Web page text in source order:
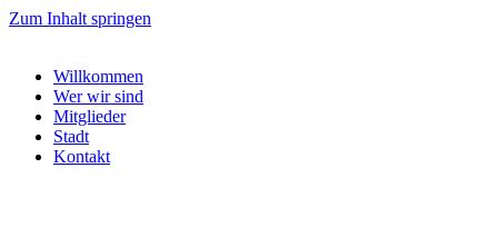
Zum Inhalt springen
Willkommen
Wer wir sind
Mitglieder
Stadt
Kontakt